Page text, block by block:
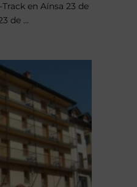
en Aínsa 23 de
de ...